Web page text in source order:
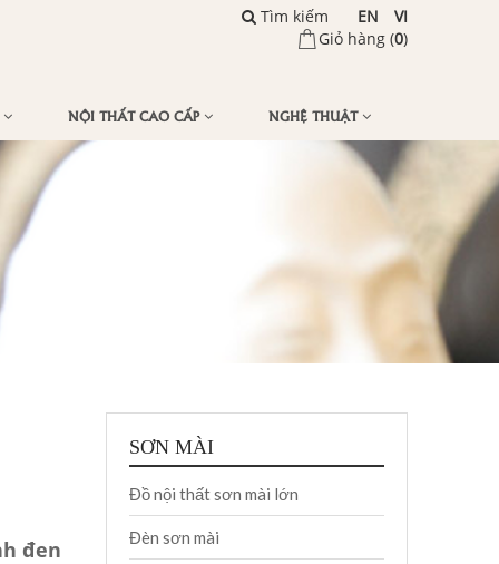
Giỏ hàng (0)
VI
EN
Tìm kiếm
NỘI THẤT CAO CẤP NGHỆ THUẬT
đen
SƠN MÀI
Đồ nội thất sơn mài lớn
Đèn sơn mài